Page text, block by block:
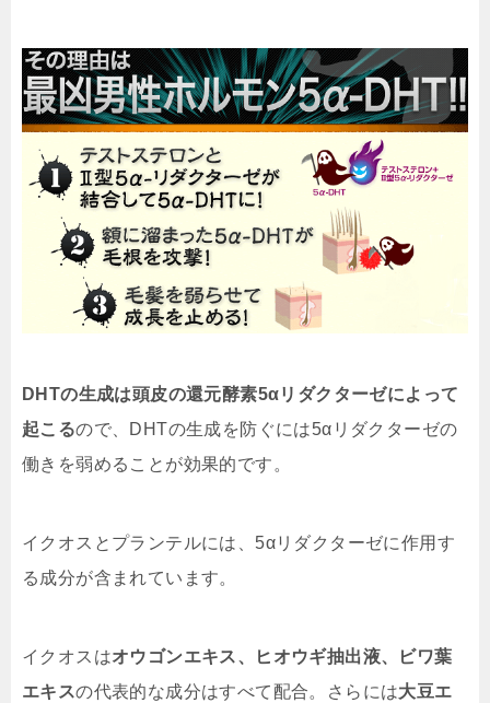
DHTの生成は頭皮の還元酵素5αリダクターゼによって
起こるので、DHTの生成を防ぐには5αリダクターゼの
働きを弱めることが効果的です。
イクオスとプランテルには、5αリダクターゼに作用す
る成分が含まれています。
イクオスはオウゴンエキス、ヒオウギ抽出液、ビワ葉
エキスの代表的な成分はすべて配合。さらには大豆エ